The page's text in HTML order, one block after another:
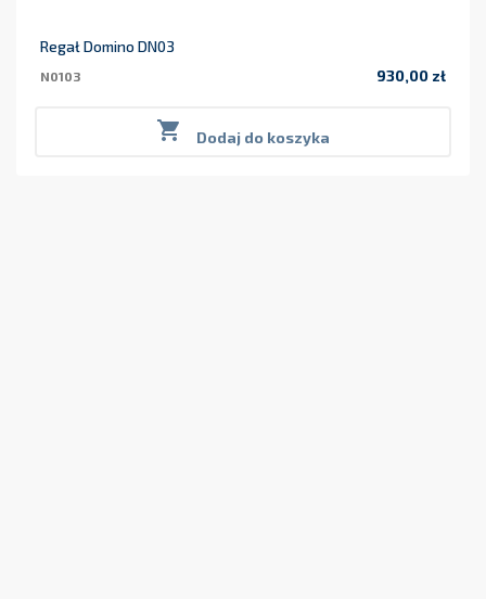
Regał Domino DN03
N0103 930,00 zł
 Dodaj do koszyka